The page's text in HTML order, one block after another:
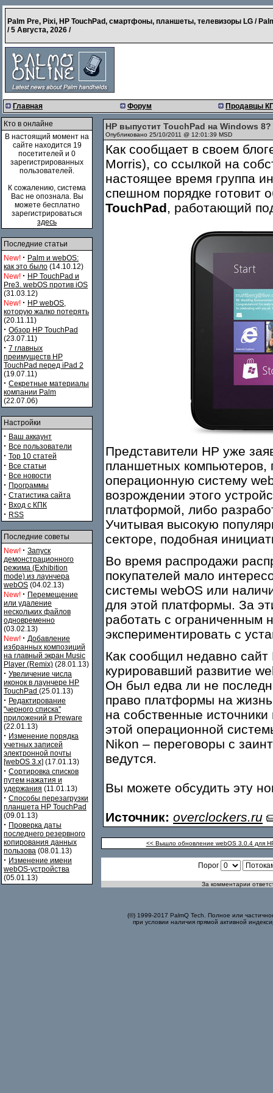
Palm Pre, Pixi, HP TouchPad, смартфоны, планшеты, телевизоры LG /
/5 Августа, 2026 /
Главная Форум Продавцы
Кто в онлайне
В настоящий момент на
сайте находится 19
посетителей и 0
зарегистрированных
пользователей.
К сожалению, система
Вас не опознала. Вы
можете бесплатно
зарегистрироваться
здесь
Последние статьи
New! · Palm и webOS:
как это было (14.10.12)
New! · HP TouchPad и
Pre3. webOS против iOS
(31.03.12)
New! · HP webOS,
которую жалко потерять
(20.11.11)
· Обзор HP TouchPad
(23.07.11)
· 7 главных
преимуществ HP
TouchPad перед iPad 2
(19.07.11)
· Секретные материалы
компании Palm
(22.07.06)
Настройки
· Ваш аккаунт
· Все пользователи
· Top 10 статей
· Все статьи
· Все новости
· Программы
· Статистика сайта
· Вход с КПК
· RSS
Последние советы
New! · Запуск
демонстрационного
режима (Exhibition
mode) из лаунчера
webOS (04.02.13)
New! · Перемещение
или удаление
нескольких файлов
одновременно
(03.02.13)
New! · Добавление
избранных композиций
на главный экран Music
Player (Remix) (28.01.13)
· Увеличение числа
иконок в лаунчере HP
TouchPad (25.01.13)
· Редактирование
"черного списка"
приложений в Preware
(22.01.13)
· Изменение порядка
учетных записей
электронной почты
[webOS 3.x] (17.01.13)
· Сортировка списков
путем нажатия и
удержания (11.01.13)
· Способы перезагрузки
планшета HP TouchPad
(09.01.13)
· Проверка даты
последнего резервного
копирования данных
пользова (08.01.13)
· Изменение имени
webOS-устройства
(05.01.13)
HP выпустит TouchPad на Windows 8?
Опубликовано 25/10/2011 @ 12:01:39 MSD
Как сообщает в своем
Morris), со ссылкой на
настоящее время группа
спешном порядке готовит
TouchPad, работающий
Представители HP уже
планшетных компьютеров,
операционную систему
возрождении этого
платформой, либо
Учитывая высокую
секторе, подобная
Во время распродажи
покупателей мало
системы webOS или
для этой платформы. За
работать с ограниченным
экспериментировать с
Как сообщил недавно сайт
курировавший развитие
Он был едва ли не
право платформы на
на собственные
этой операционной
Nikon – переговоры с
ведутся.
Вы можете обсудить эту
Источник: overclockers.ru
<< Вышло обновление webOS 3.0.4 для
Порог
За комментарии
(©) 1999-2017 PalmQ Tech. Полное или
при условии наличия прямой активной